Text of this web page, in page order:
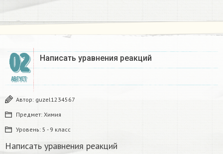
02
АВГУСТ
Написать уравнения реакций
Автор: guzel1234567
Предмет: Химия
Уровень: 5 - 9 класс
Написать уравнения реакций